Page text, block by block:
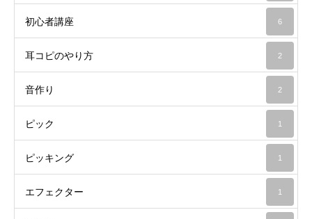
初心者講座 6
耳コピのやり方 2
音作り 2
ピック 1
ピッキング 1
エフェクター 1